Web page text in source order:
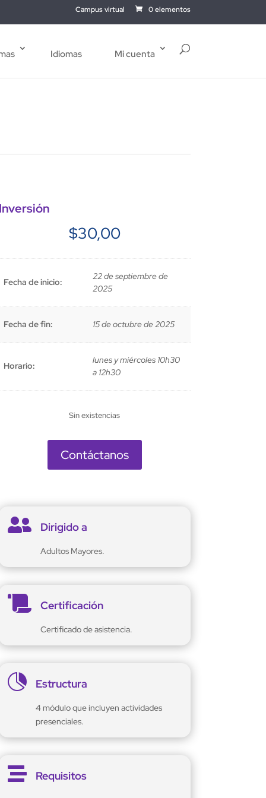
Campus virtual 0 elementos
Idiomas Mi cuenta
Inversión
$30,00
Fecha de inicio:
22 de septiembre de
2025
Fecha de fin: 15 de octubre de 2025
Horario:
lunes y miércoles 10h30
a 12h30
Sin existencias
Contáctanos
 Dirigido a
Adultos Mayores.
 Certificación
Certificado de asistencia.
 Estructura
4 módulo que incluyen actividades
presenciales.
 Requisitos